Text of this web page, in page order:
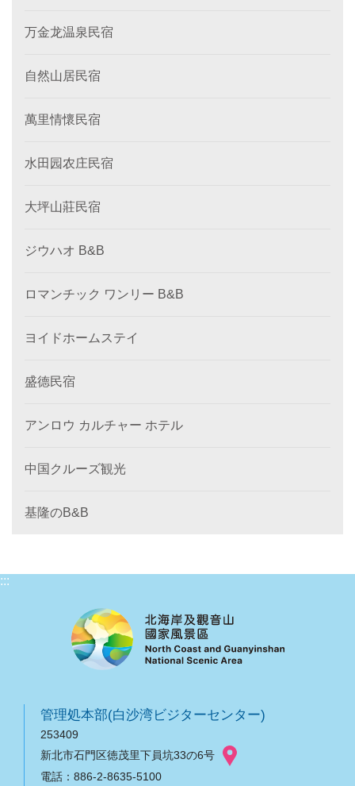
万金龙温泉民宿
自然山居民宿
萬里情懷民宿
水田园农庄民宿
大坪山莊民宿
ジウハオ B&B
ロマンチック ワンリー B&B
ヨイドホームステイ
盛德民宿
アンロウ カルチャー ホテル
中国クルーズ観光
基隆のB&B
:::
管理処本部(白沙湾ビジターセンター)
253409
新北市石門区徳茂里下員坑33の6号
電話：886-2-8635-5100